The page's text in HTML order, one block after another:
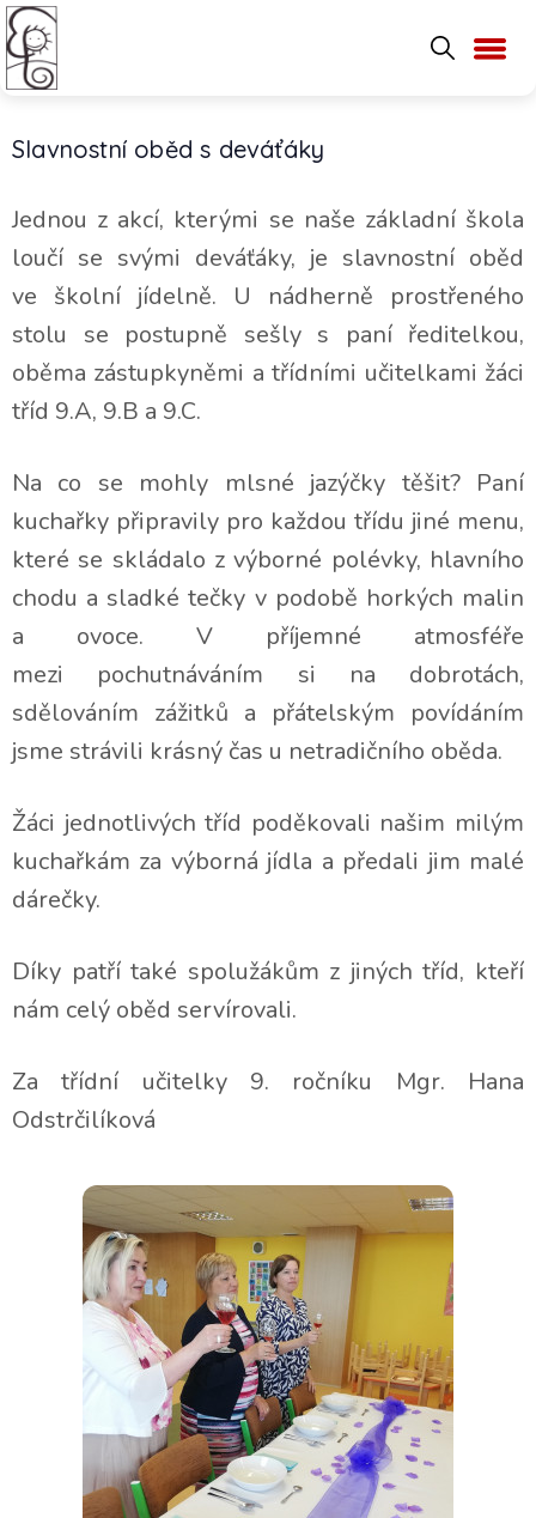
Slavnostní oběd s deváťáky
Jednou z akcí, kterými se naše základní škola
loučí se svými deváťáky, je slavnostní oběd
ve školní jídelně. U nádherně prostřeného
stolu se postupně sešly s paní ředitelkou,
oběma zástupkyněmi a třídními učitelkami žáci
tříd 9.A, 9.B a 9.C.
Na co se mohly mlsné jazýčky těšit? Paní
kuchařky připravily pro každou třídu jiné menu,
které se skládalo z výborné polévky, hlavního
chodu a sladké tečky v podobě horkých malin
a ovoce. V příjemné atmosféře
mezi pochutnáváním si na dobrotách,
sdělováním zážitků a přátelským povídáním
jsme strávili krásný čas u netradičního oběda.
Žáci jednotlivých tříd poděkovali našim milým
kuchařkám za výborná jídla a předali jim malé
dárečky.
Díky patří také spolužákům z jiných tříd, kteří
nám celý oběd servírovali.
Za třídní učitelky 9. ročníku Mgr. Hana
Odstrčilíková